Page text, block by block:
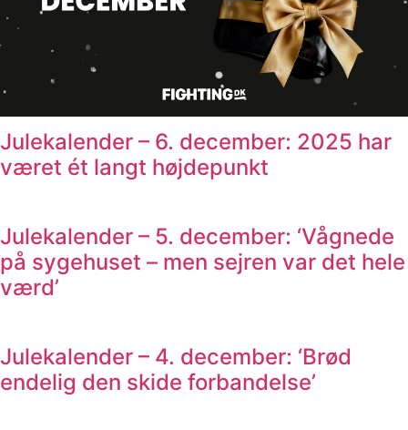
Julekalender – 6. december: 2025 har
været ét langt højdepunkt
Julekalender – 5. december: ‘Vågnede
på sygehuset – men sejren var det hele
værd’
Julekalender – 4. december: ‘Brød
endelig den skide forbandelse’